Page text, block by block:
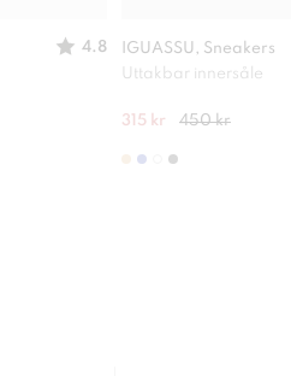
4.8
IGUASSU, Sneakers
Uttakbar innersåle
315 kr 450 kr